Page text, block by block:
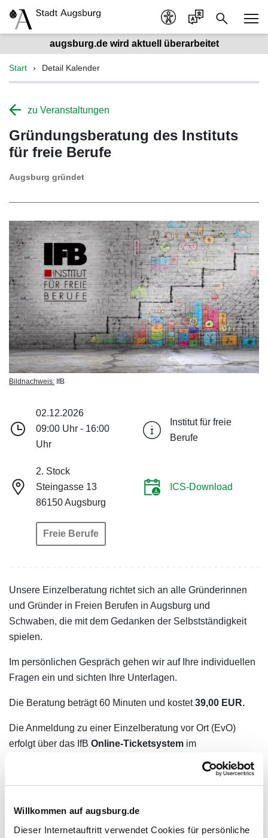
Willkommen auf augsburg.de
Dieser Internetauftritt verwendet Cookies für persönliche
augsburg.de wird aktuell überarbeitet
Start Detail Kalender
zu Veranstaltungen
Gründungsberatung des Instituts
für freie Berufe
Augsburg gründet
Bildnachweis: IfB
02.12.2026
09:00 Uhr - 16:00
Uhr
Institut für freie
Berufe
2. Stock
Steingasse 13
86150 Augsburg
ICS-Download
Freie Berufe
Unsere Einzelberatung richtet sich an alle Gründerinnen
und Gründer in Freien Berufen in Augsburg und
Schwaben, die mit dem Gedanken der Selbstständigkeit
spielen.
Im persönlichen Gespräch gehen wir auf Ihre individuellen
Fragen ein und sichten Ihre Unterlagen.
Die Beratung beträgt 60 Minuten und kostet39,00 EUR.
Die Anmeldung zu einer Einzelberatung vor Ort (EvO)
erfolgt über das IfB Online-Ticketsystem im
Sie in unserenFAQ(https://www.freie-berufe.com/faq/).